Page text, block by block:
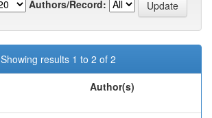
Authors/Record:
Showing results 1 to 2 of 2
Author(s)